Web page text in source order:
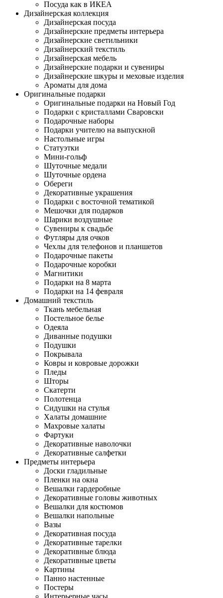
Посуда как в ИКЕА
Дизайнерская коллекция
Дизайнерская посуда
Дизайнерские предметы интерьера
Дизайнерские светильники
Дизайнерский текстиль
Дизайнерская мебель
Дизайнерские подарки и сувениры
Дизайнерские шкуры и меховые изделия
Ароматы для дома
Оригинальные подарки
Оригинальные подарки на Новый Год
Подарки с кристаллами Сваровски
Подарочные наборы
Подарки учителю на выпускной
Настольные игры
Статуэтки
Мини-гольф
Шуточные медали
Шуточные ордена
Обереги
Декоративные украшения
Подарки с восточной тематикой
Мешочки для подарков
Шарики воздушные
Сувениры к свадьбе
Футляры для очков
Чехлы для телефонов и планшетов
Подарочные пакеты
Подарочные коробки
Магнитики
Подарки на 8 марта
Подарки на 14 февраля
Домашний текстиль
Ткань мебельная
Постельное белье
Одеяла
Диванные подушки
Подушки
Покрывала
Ковры и ковровые дорожки
Пледы
Шторы
Скатерти
Полотенца
Сидушки на стулья
Халаты домашние
Махровые халаты
Фартуки
Декоративные наволочки
Декоративные салфетки
Предметы интерьера
Доски гладильные
Пленки на окна
Вешалки гардеробные
Декоративные головы животных
Вешалки для костюмов
Вешалки напольные
Вазы
Декоративная посуда
Декоративные тарелки
Декоративные блюда
Декоративные цветы
Картины
Панно настенные
Постеры
Интерьерные часы